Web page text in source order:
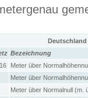
Bezeichnung
Meter über
Meter über
Meter über Normalnull (m.